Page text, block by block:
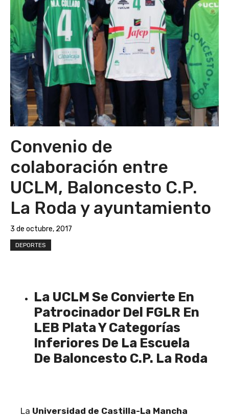
Convenio de
colaboración entre
UCLM, Baloncesto C.P.
La Roda y ayuntamiento
3 de octubre, 2017
DEPORTES
La UCLM Se Convierte En
Patrocinador Del FGLR En
LEB Plata Y Categorías
Inferiores De La Escuela
De Baloncesto C.P. La Roda
La Universidad de Castilla-La Mancha